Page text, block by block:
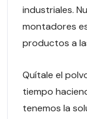
industriales.
montadores
productos a
Quítale el
tiempo
tenemos la